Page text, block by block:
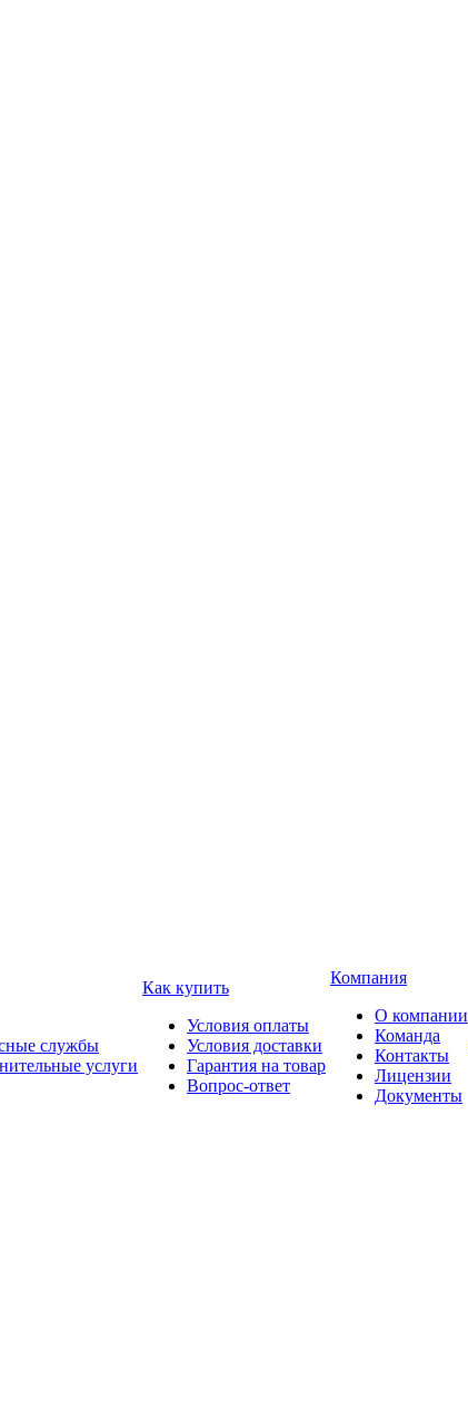
службы
услуги
Как купить
Условия оплаты
Условия доставки
Гарантия на товар
Вопрос-ответ
Компания
О компании
Команда
Контакты
Лицензии
Документы